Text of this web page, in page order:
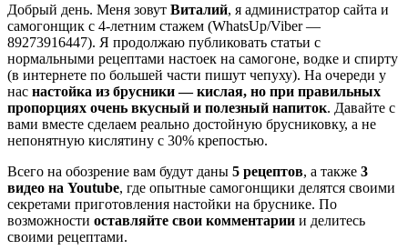
Добрый день. Меня зовут Виталий, я администратор сайта и
самогонщик с 4-летним стажем (WhatsUp/Viber —
89273916447). Я продолжаю публиковать статьи с
нормальными рецептами настоек на самогоне, водке и спирту
(в интернете по большей части пишут чепуху). На очереди у
нас настойка из брусники — кислая, но при правильных
пропорциях очень вкусный и полезный напиток. Давайте с
вами вместе сделаем реально достойную брусниковку, а не
непонятную кислятину с 30% крепостью.
Всего на обозрение вам будут даны 5 рецептов, а также 3
видео на Youtube, где опытные самогонщики делятся своими
секретами приготовления настойки на бруснике. По
возможности оставляйте свои комментарии и делитесь
своими рецептами.